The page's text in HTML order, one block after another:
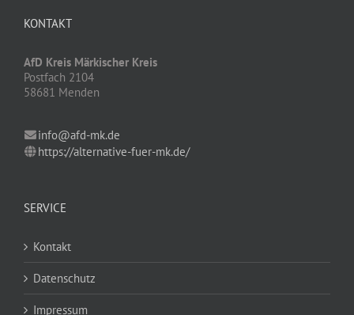
KONTAKT
AfD Kreis Märkischer Kreis
Postfach 2104
58681 Menden
info@afd-mk.de
https://alternative-fuer-mk.de/
SERVICE
Kontakt
Datenschutz
Impressum